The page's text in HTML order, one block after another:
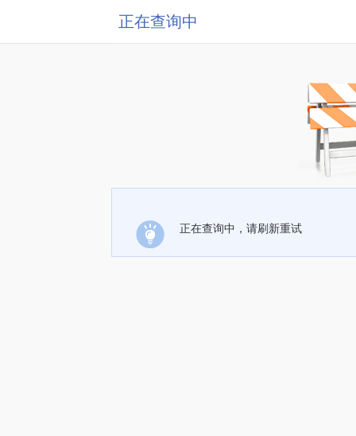
正在查询中
正在查询中，请刷新重试